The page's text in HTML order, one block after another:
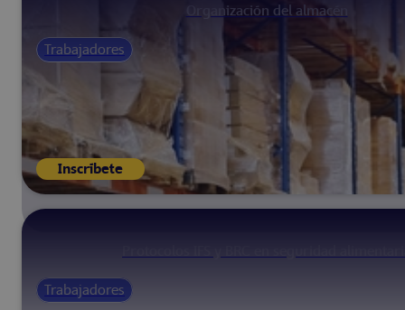
Organización del almacén
Trabajadores
Inscríbete
Trabajadores